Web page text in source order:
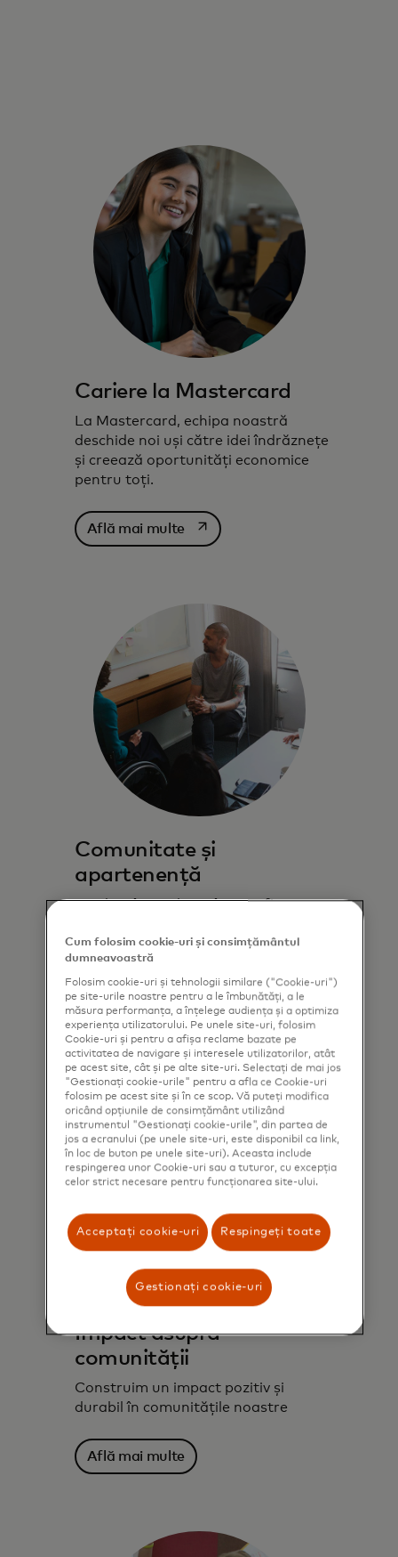
Când oamenii prosperă, comunitățile,
afacerile și economia prosperă.
Cariere la Mastercard
La Mastercard, echipa noastră
deschide noi uși către idei îndrăznețe
și creează oportunități economice
pentru toți.
Află mai multe opens in a new tab
Comunitate și
apartenență
Credem într-o lume în care fiecare
interiorul, cât și în afara sediilor
noastre.
Află mai multe
Impact asupra
comunității
Construim un impact pozitiv și
durabil în comunitățile noastre
Află mai multe
Cum folosim cookie-uri și consimțământul
dumneavoastră
Folosim cookie-uri și tehnologii similare ("Cookie-uri")
pe site-urile noastre pentru a le îmbunătăți, a le
măsura performanța, a înțelege audiența și a optimiza
experiența utilizatorului. Pe unele site-uri, folosim
Cookie-uri și pentru a afișa reclame bazate pe
activitatea de navigare și interesele utilizatorilor, atât
pe acest site, cât și pe alte site-uri. Selectați de mai jos
"Gestionați cookie-urile" pentru a afla ce Cookie-uri
folosim pe acest site și în ce scop. Vă puteți modifica
oricând opțiunile de consimțământ utilizând
instrumentul "Gestionați cookie-urile", din partea de
jos a ecranului (pe unele site-uri, este disponibil ca link,
în loc de buton pe unele site-uri). Aceasta include
respingerea unor Cookie-uri sau a tuturor, cu excepția
celor strict necesare pentru funcționarea site-ului.
Acceptați cookie-uri Respingeți toate
Gestionați cookie-uri